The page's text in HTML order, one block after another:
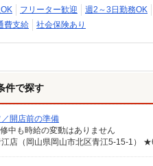
フリーター歓迎 週2～3日勤務OK
費支給 社会保険あり
件で探す
開店前の準備
中も時給の変動はありません
店（岡山県岡山市北区青江5-15-1）